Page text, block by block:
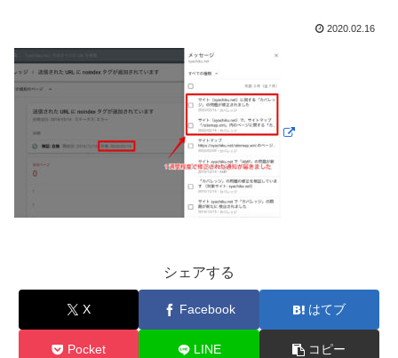
2020.02.16
シェアする
X Facebook はてブ
Pocket LINE コピー